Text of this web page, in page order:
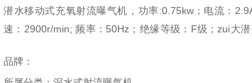
潜水移动式充氧射流曝气机，功率:0.75kw；电流：
速：2900r/min; 频率：50Hz；绝缘等级：F级；zui大
品牌：